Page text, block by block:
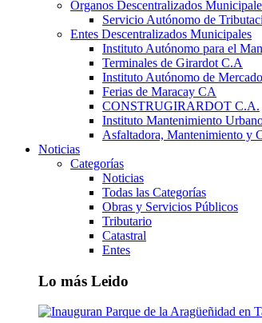
Órganos Descentralizados
Servicio Autónomo de
Entes Descentralizados Municipales
Instituto Autónomo para el
Terminales de Girardot C.A
Instituto Autónomo de
Ferias de Maracay CA
CONSTRUGIRARDOT C.A.
Instituto Mantenimiento
Asfaltadora, Mantenimiento y
Noticias
Categorías
Noticias
Todas las Categorías
Obras y Servicios Públicos
Tributario
Catastral
Entes
Lo más Leido